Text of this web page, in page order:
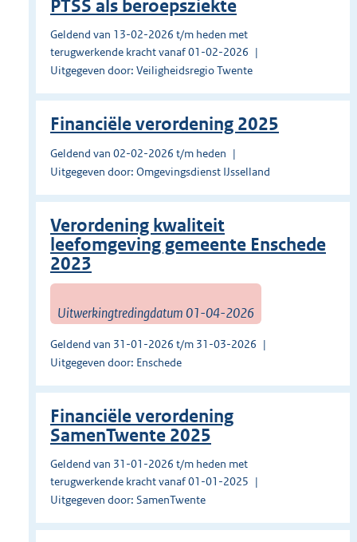
PTSS als beroepsziekte
Geldend van 13-02-2026 t/m heden met
terugwerkende kracht vanaf 01-02-2026
Uitgegeven door: Veiligheidsregio Twente
Financiële verordening 2025
Geldend van 02-02-2026 t/m heden
Uitgegeven door: Omgevingsdienst IJsselland
Verordening kwaliteit
leefomgeving gemeente Enschede
2023
Uitwerkingtredingdatum 01-04-2026
Geldend van 31-01-2026 t/m 31-03-2026
Uitgegeven door: Enschede
Financiële verordening
SamenTwente 2025
Geldend van 31-01-2026 t/m heden met
terugwerkende kracht vanaf 01-01-2025
Uitgegeven door: SamenTwente